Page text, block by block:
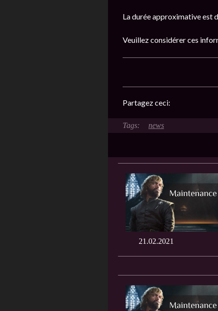
La durée approximative est
Veuillez considérer ces
Partagez ceci:
news
21.02.2021